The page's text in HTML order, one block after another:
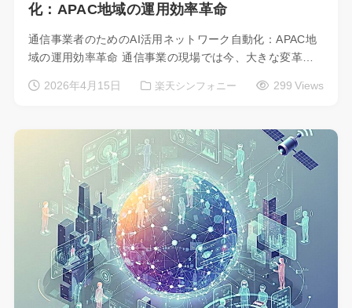
化：APAC地域の運用効率革命
通信事業者のためのAI活用ネットワーク自動化：APAC地
域の運用効率革命 通信事業の現場では今、大きな変革…
2026年4月15日 楽天シンフォニー 299 Views